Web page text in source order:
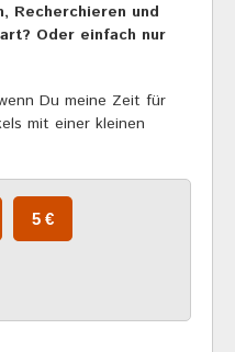
Recherchieren und
Oder einfach nur
Du meine Zeit für
mit einer kleinen